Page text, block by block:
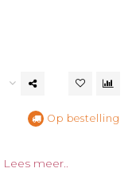
Op bestelling
Lees meer..